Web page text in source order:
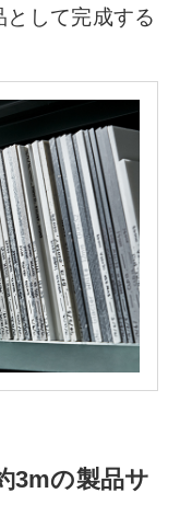
して完成する
3mの製品サ